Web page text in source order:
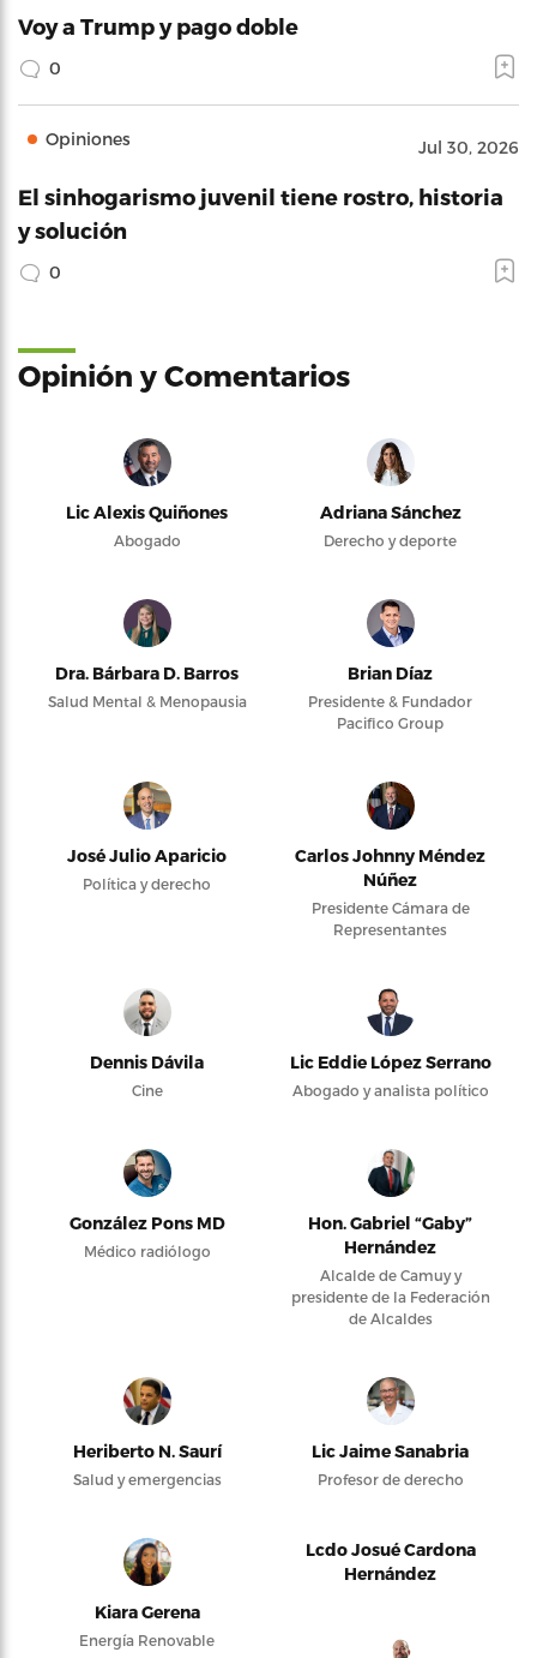
Voy a Trump y pago doble
0
Opiniones Jul 30, 2026
El sinhogarismo juvenil tiene rostro, historia
y solución
0
Opinión y Comentarios
Lic Alexis Quiñones
Abogado
Adriana Sánchez
Derecho y deporte
Dra. Bárbara D. Barros
Salud Mental & Menopausia
Brian Díaz
Presidente & Fundador
Pacifico Group
José Julio Aparicio
Política y derecho
Carlos Johnny Méndez
Núñez
Presidente Cámara de
Representantes
Dennis Dávila
Cine
Lic Eddie López Serrano
Abogado y analista político
González Pons MD
Médico radiólogo
Hon. Gabriel “Gaby”
Hernández
Alcalde de Camuy y
presidente de la Federación
de Alcaldes
Heriberto N. Saurí
Salud y emergencias
Lic Jaime Sanabria
Profesor de derecho
Kiara Gerena
Energía Renovable
Lcdo Josué Cardona
Hernández